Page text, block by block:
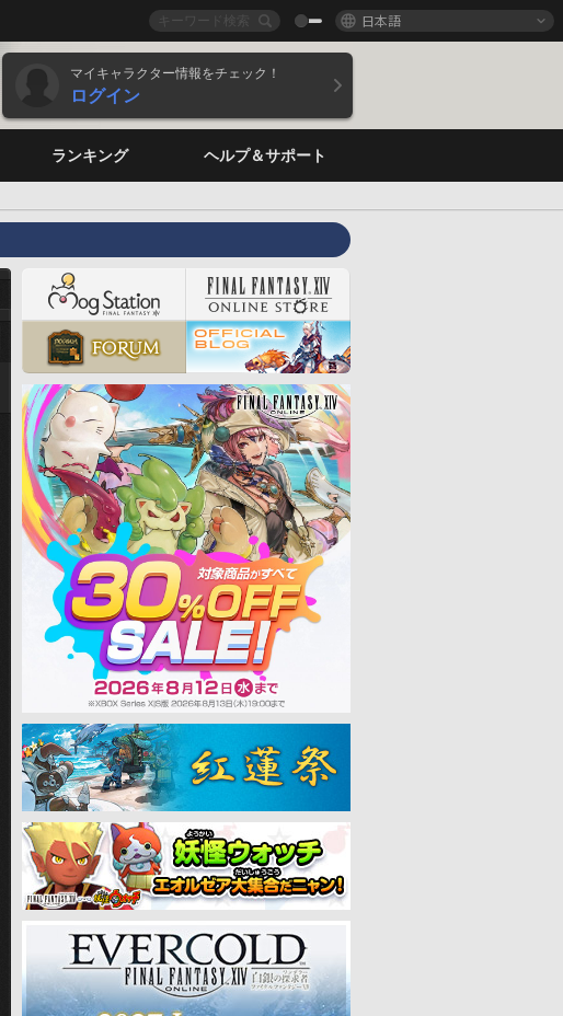
日本語
マイキャラクター情報をチェック！
ログイン
ランキング ヘルプ＆サポート